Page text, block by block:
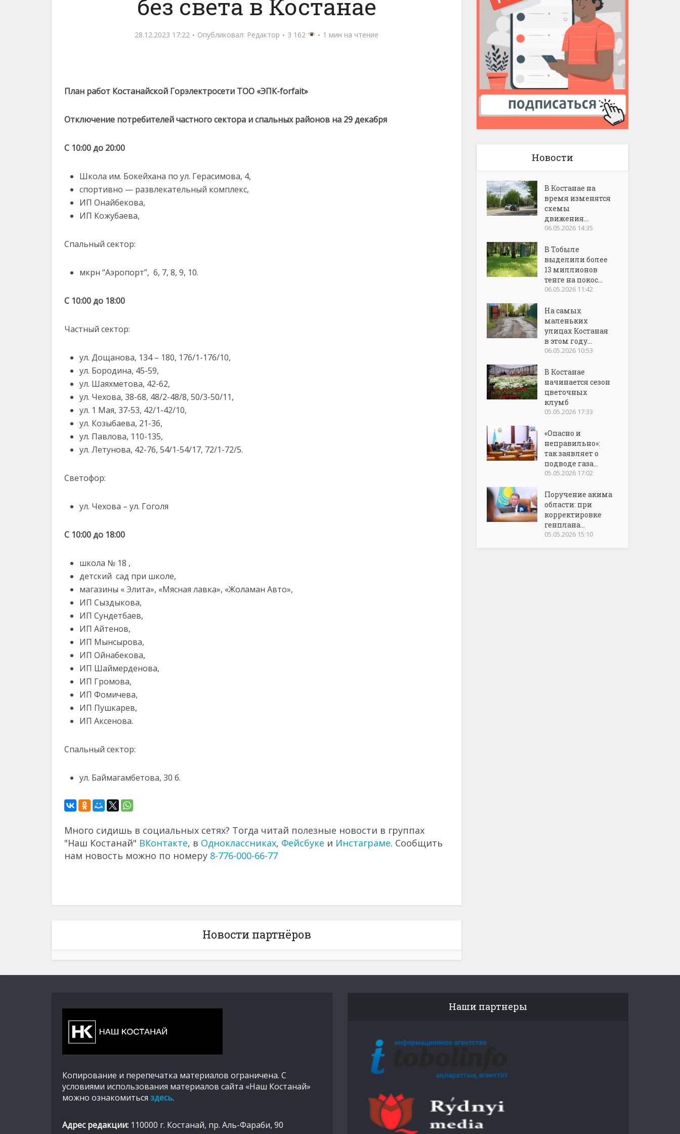
без света в Костанае
28.12.2023 17:22 Опубликовал: Редактор 3 162 1 мин на чтение
План работ Костанайской Горэлектросети ТОО «ЭПК-forfait»
Отключение потребителей частного сектора и спальных районов на 29 декабря
С 10:00 до 20:00
Школа им. Бокейхана по ул. Герасимова, 4,
спортивно — развлекательный комплекс,
ИП Онайбекова,
ИП Кожубаева,
Спальный сектор:
мкрн “Аэропорт”, 6, 7, 8, 9, 10.
С 10:00 до 18:00
Частный сектор:
ул. Дощанова, 134 – 180, 176/1-176/10,
ул. Бородина, 45-59,
ул. Шаяхметова, 42-62,
ул. Чехова, 38-68, 48/2-48/8, 50/3-50/11,
ул. 1 Мая, 37-53, 42/1-42/10,
ул. Козыбаева, 21-36,
ул. Павлова, 110-135,
ул. Летунова, 42-76, 54/1-54/17, 72/1-72/5.
Светофор:
ул. Чехова – ул. Гоголя
С 10:00 до 18:00
школа № 18 ,
детский сад при школе,
магазины « Элита», «Мясная лавка», «Жоламан Авто»,
ИП Сыздыкова,
ИП Сундетбаев,
ИП Айтенов,
ИП Мынсырова,
ИП Ойнабекова,
ИП Шаймерденова,
ИП Громова,
ИП Фомичева,
ИП Пушкарев,
ИП Аксенова.
Спальный сектор:
ул. Баймагамбетова, 30 б.
Много сидишь в социальных сетях? Тогда читай полезные новости в группах
"Наш Костанай" ВКонтакте, в Одноклассниках, Фейсбуке и Инстаграме. Сообщить
нам новость можно по номеру 8-776-000-66-77
Новости партнёров
Новости
В Костанае на
время изменятся
схемы
движения...
06.05.2026 14:35
В Тобыле
выделили более
13 миллионов
тенге на покос...
06.05.2026 11:42
На самых
маленьких
улицах Костаная
в этом году...
06.05.2026 10:53
В Костанае
начинается сезон
цветочных
клумб
05.05.2026 17:33
«Опасно и
неправильно»:
так заявляет о
подводе газа...
05.05.2026 17:02
Поручение акима
области: при
корректировке
генплана...
05.05.2026 15:10
Копирование и перепечатка материалов ограничена. С
условиями использования материалов сайта «Наш Костанай»
можно ознакомиться здесь.
Адрес редакции: 110000 г. Костанай, пр. Аль-Фараби, 90
Наши партнеры